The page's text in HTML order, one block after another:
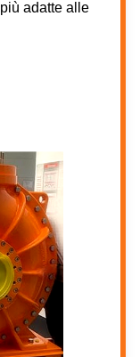
adatte alle